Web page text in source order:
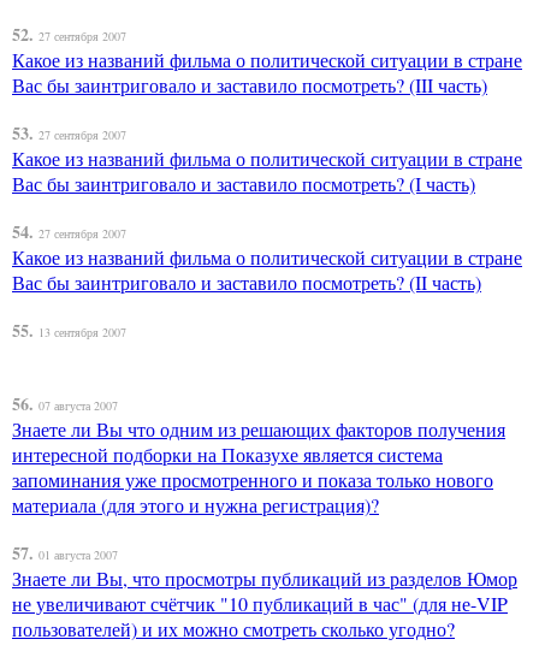
52. 27 сентября 2007
Какое из названий фильма о политической ситуации в стране
Вас бы заинтриговало и заставило посмотреть? (III часть)
53. 27 сентября 2007
Какое из названий фильма о политической ситуации в стране
Вас бы заинтриговало и заставило посмотреть? (I часть)
54. 27 сентября 2007
Какое из названий фильма о политической ситуации в стране
Вас бы заинтриговало и заставило посмотреть? (II часть)
55. 13 сентября 2007
56. 07 августа 2007
Знаете ли Вы что одним из решающих факторов получения
интересной подборки на Показухе является система
запоминания уже просмотренного и показа только нового
материала (для этого и нужна регистрация)?
57. 01 августа 2007
Знаете ли Вы, что просмотры публикаций из разделов Юмор
не увеличивают счётчик "10 публикаций в час" (для не-VIP
пользователей) и их можно смотреть сколько угодно?